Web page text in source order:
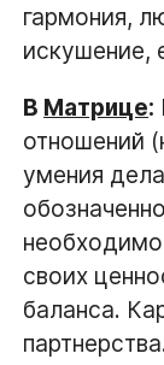
гармония,
искушение,
В Матрице:
отношений
умения
своих
баланса.